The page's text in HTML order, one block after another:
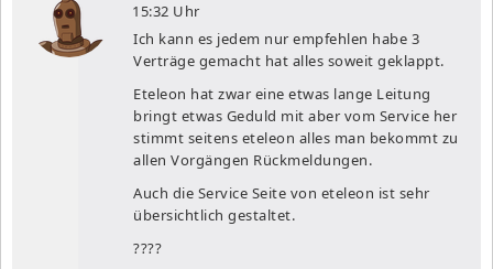
15:32 Uhr
Ich kann es jedem nur empfehlen habe 3
Verträge gemacht hat alles soweit geklappt.
Eteleon hat zwar eine etwas lange Leitung
bringt etwas Geduld mit aber vom Service her
stimmt seitens eteleon alles man bekommt zu
allen Vorgängen Rückmeldungen.
Auch die Service Seite von eteleon ist sehr
übersichtlich gestaltet.
????